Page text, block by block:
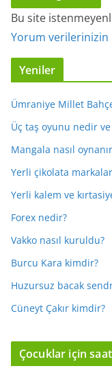
Bu site
Yorum verilerinizin
Yeniler
Ümraniye Millet
Üç taş oyunu nedir ve
Mangala nasıl
Yerli çikolata
Yerli kalem ve
Forex nedir?
Vakko nasıl kuruldu?
Burcu Kara kimdir?
Huzursuz bacak
Cüneyt Çakır kimdir?
Çocuklar için